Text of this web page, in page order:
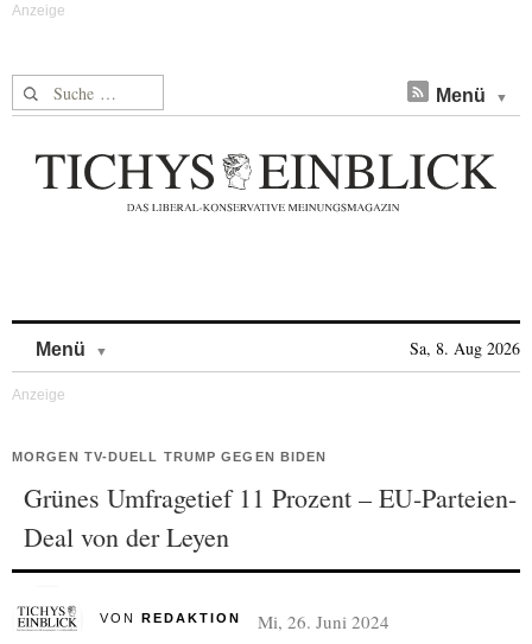
Suche nach: Menü
Menü Sa, 8. Aug 2026
MORGEN TV-DUELL TRUMP GEGEN BIDEN
Grünes Umfragetief 11 Prozent – EU-Parteien-
Deal von der Leyen
VON REDAKTION Mi, 26. Juni 2024